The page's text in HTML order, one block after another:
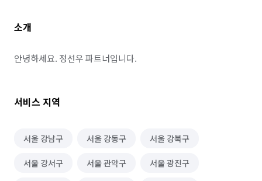
소개
안녕하세요. 정선우 파트너입니다.
서비스 지역
서울 강남구 서울 강동구 서울 강북구
서울 강서구 서울 관악구 서울 광진구